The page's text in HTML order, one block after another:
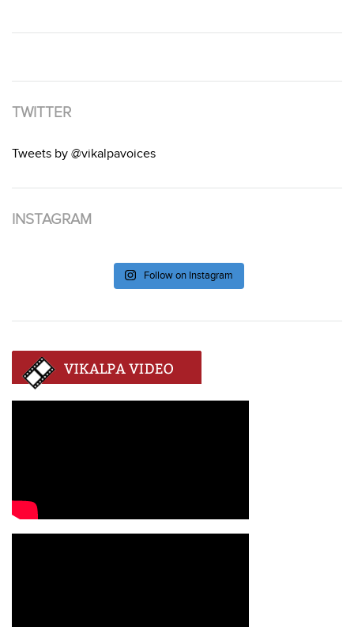
TWITTER
Tweets by @vikalpavoices
INSTAGRAM
Follow on Instagram